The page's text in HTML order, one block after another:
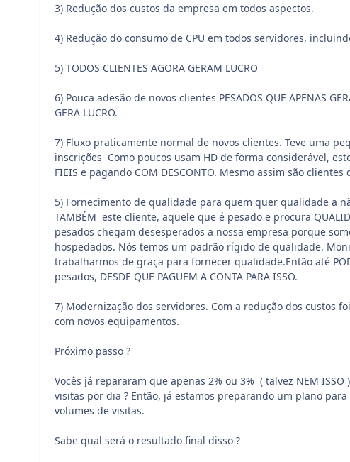
3) Redução dos custos da empresa em todos aspectos.
4) Redução do consumo de CPU em todos servidores,
5) TODOS CLIENTES AGORA GERAM LUCRO
6) Pouca adesão de novos clientes PESADOS QUE APENAS
GERA LUCRO.
7) Fluxo praticamente normal de novos clientes. Teve uma
inscrições Como poucos usam HD de forma considerável,
FIEIS e pagando COM DESCONTO. Mesmo assim são
5) Fornecimento de qualidade para quem quer qualidade a
TAMBÉM este cliente, aquele que é pesado e procura
pesados chegam desesperados a nossa empresa porque
hospedados. Nós temos um padrão rígido de qualidade.
trabalharmos de graça para fornecer qualidade.Então até
pesados, DESDE QUE PAGUEM A CONTA PARA ISSO.
7) Modernização dos servidores. Com a redução dos custos
com novos equipamentos.
Próximo passo ?
Vocês já repararam que apenas 2% ou 3% ( talvez NEM
visitas por dia ? Então, já estamos preparando um plano
volumes de visitas.
Sabe qual será o resultado final disso ?